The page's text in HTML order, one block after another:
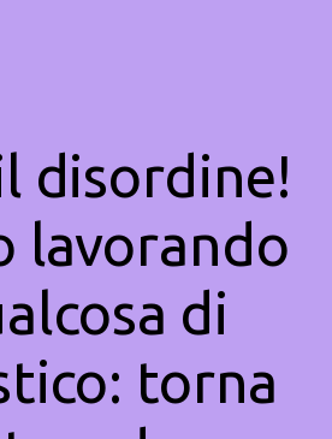
disordine!
lavorando
di
torna